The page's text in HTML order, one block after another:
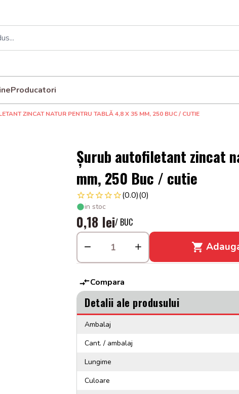
Producatori
ZINCAT NATUR PENTRU TABLĂ 4,8 X 35 MM, 250 BUC / CUTIE
Șurub autofiletant zincat
mm, 250 Buc / cutie
(0.0)(0)
in stoc
0,18 lei/ BUC
Compara
Detalii ale produsului
Ambalaj
Cant. / ambalaj
Lungime
Culoare